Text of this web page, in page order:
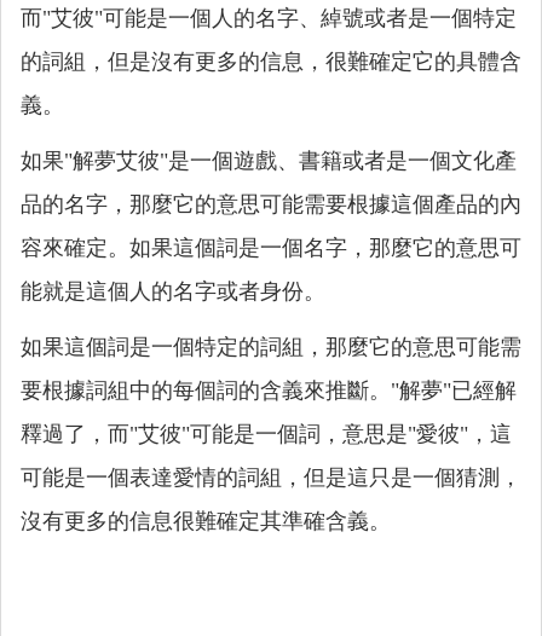
而"艾彼"可能是一個人的名字、綽號或者是一個特定
的詞組，但是沒有更多的信息，很難確定它的具體含
義。
如果"解夢艾彼"是一個遊戲、書籍或者是一個文化產
品的名字，那麼它的意思可能需要根據這個產品的內
容來確定。如果這個詞是一個名字，那麼它的意思可
能就是這個人的名字或者身份。
如果這個詞是一個特定的詞組，那麼它的意思可能需
要根據詞組中的每個詞的含義來推斷。"解夢"已經解
釋過了，而"艾彼"可能是一個詞，意思是"愛彼"，這
可能是一個表達愛情的詞組，但是這只是一個猜測，
沒有更多的信息很難確定其準確含義。